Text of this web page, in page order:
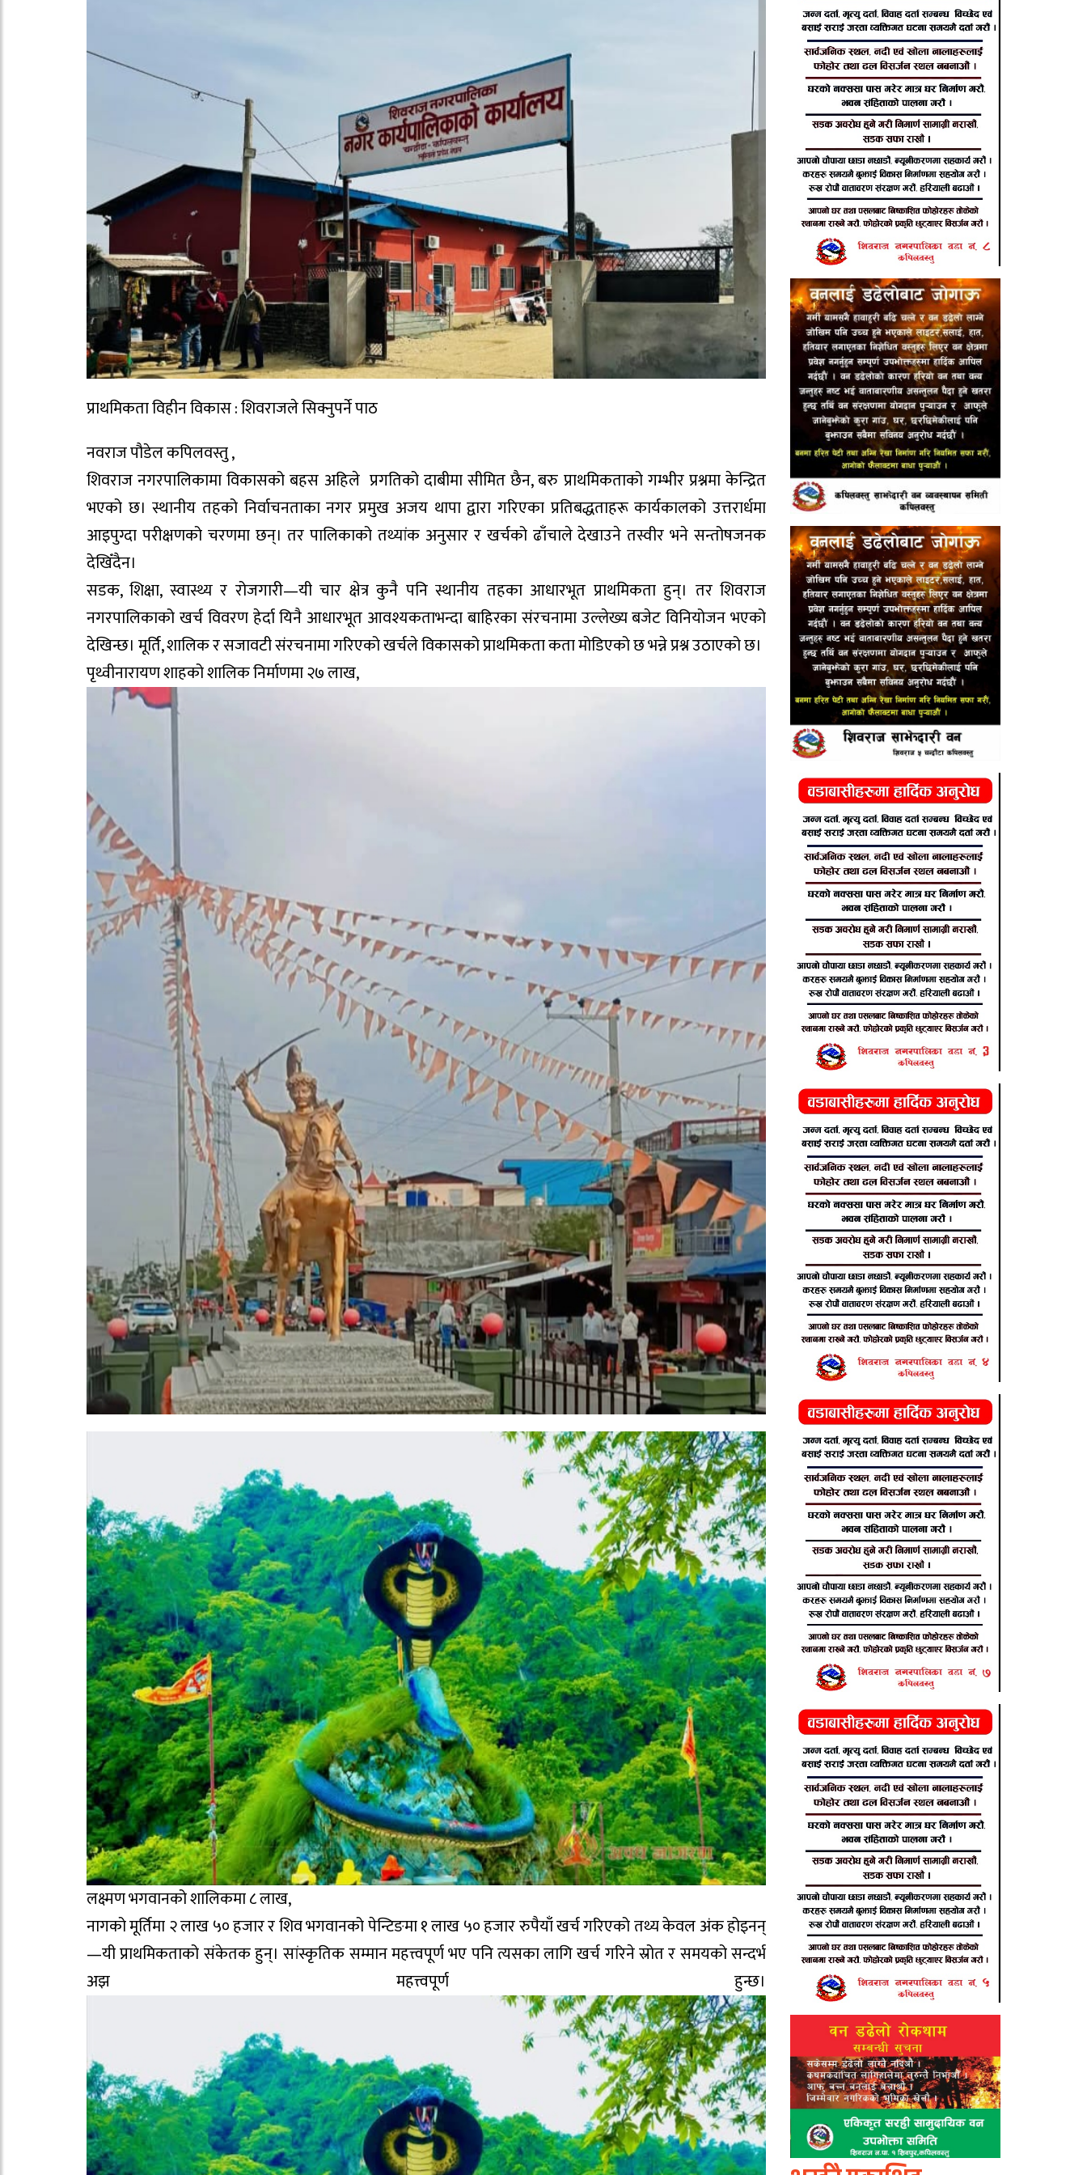
प्राथमिकता विहीन विकास : शिवराजले सिक्नुपर्ने पाठ
नवराज पौडेल कपिलवस्तु ,
शिवराज नगरपालिकामा विकासको बहस अहिले प्रगतिको दाबीमा सीमित छैन, बरु प्राथमिकताको गम्भीर प्रश्नमा केन्द्रित
भएको छ। स्थानीय तहको निर्वाचनताका नगर प्रमुख अजय थापा द्वारा गरिएका प्रतिबद्धताहरू कार्यकालको उत्तरार्धमा
आइपुग्दा परीक्षणको चरणमा छन्। तर पालिकाको तथ्यांक अनुसार र खर्चको ढाँचाले देखाउने तस्वीर भने सन्तोषजनक
देखिँदैन।
सडक, शिक्षा, स्वास्थ्य र रोजगारी—यी चार क्षेत्र कुनै पनि स्थानीय तहका आधारभूत प्राथमिकता हुन्। तर शिवराज
नगरपालिकाको खर्च विवरण हेर्दा यिनै आधारभूत आवश्यकताभन्दा बाहिरका संरचनामा उल्लेख्य बजेट विनियोजन भएको
देखिन्छ। मूर्ति, शालिक र सजावटी संरचनामा गरिएको खर्चले विकासको प्राथमिकता कता मोडिएको छ भन्ने प्रश्न उठाएको छ।
पृथ्वीनारायण शाहको शालिक निर्माणमा २७ लाख,
लक्ष्मण भगवानको शालिकमा ८ लाख,
नागको मूर्तिमा २ लाख ५० हजार र शिव भगवानको पेन्टिङमा १ लाख ५० हजार रुपैयाँ खर्च गरिएको तथ्य केवल अंक होइनन्
—यी प्राथमिकताको संकेतक हुन्। सांस्कृतिक सम्मान महत्त्वपूर्ण भए पनि त्यसका लागि खर्च गरिने स्रोत र समयको सन्दर्भ
अझ महत्त्वपूर्ण हुन्छ।